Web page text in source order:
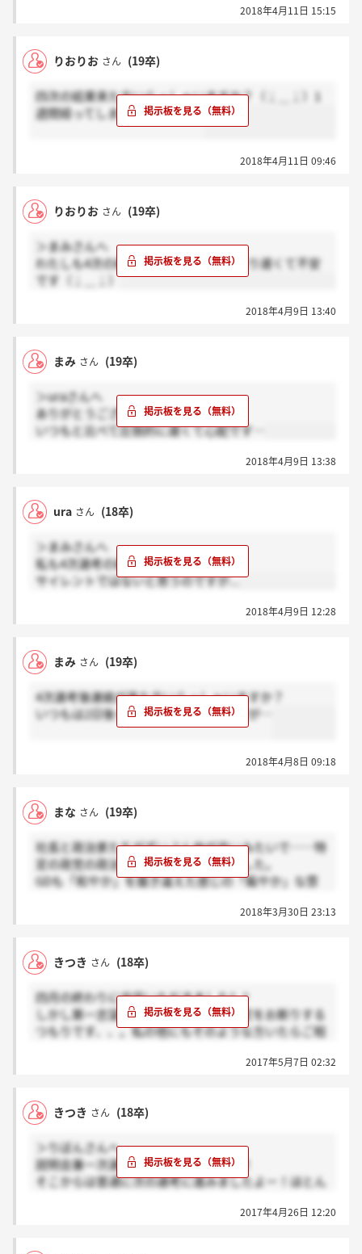
2018年4月11日 15:15
りおりお さん (19卒)
四次の結果来た方いらっしゃいますか？（；＿；）1
週間経ってしまい不安です、、
2018年4月11日 09:46
りおりお さん (19卒)
＞まみさんへ
わたしも4次の結果待ちです！いつもより遅くて不安
です（；＿；）
2018年4月9日 13:40
まみ さん (19卒)
＞uraさんへ
ありがとうございます（ ; ; ）
いつもと比べて圧倒的に遅くて心配です…
2018年4月9日 13:38
ura さん (18卒)
＞まみさんへ
私も4次選考の結果待ってます。
サイレントではないと思うのですが...
2018年4月9日 12:28
まみ さん (19卒)
4次選考後連絡が来た方いらっしゃいますか？
いつもは2日後くらいに来ていたのですが…
2018年4月8日 09:18
まな さん (19卒)
社長と政治家たちがずいぶん仲が良いみたいで……特
定の政党の政治色が強すぎて辞退しました。
GDも「和やか」を履き違えた感じの「賑やか」な雰
2018年3月30日 23:13
きつき さん (18卒)
四月の終わりに内定いただきました^_^
しかし第一志望が変わってしまい、内定をお断りする
つもりです、、。私の他にもそのような方いたらご相
2017年5月7日 02:32
きつき さん (18卒)
＞りぼんさんへ
説明会兼一次選考みたいな感じでした！
そこからは普通に次の選考に進みましたよー！ほとん
2017年4月26日 12:20